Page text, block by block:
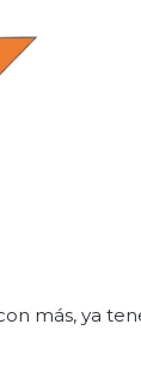
más, ya